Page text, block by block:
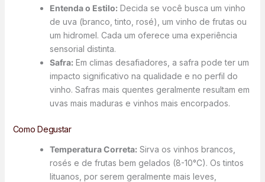
Entenda o Estilo:Decida se você busca um vinho
de uva (branco, tinto, rosé), um vinho de frutas ou
um hidromel. Cada um oferece uma experiência
sensorial distinta.
Safra:Em climas desafiadores, a safra pode ter um
impacto significativo na qualidade e no perfil do
vinho. Safras mais quentes geralmente resultam em
uvas mais maduras e vinhos mais encorpados.
Como Degustar
Temperatura Correta:Sirva os vinhos brancos,
rosés e de frutas bem gelados (8-10°C). Os tintos
lituanos, por serem geralmente mais leves,